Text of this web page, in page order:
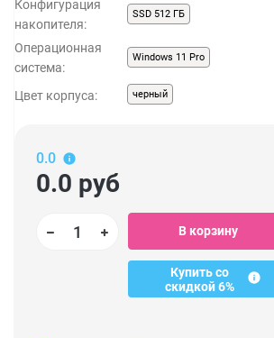
Конфигурация
накопителя:
SSD 512 ГБ
Операционная
система:
Windows 11 Pro
Цвет корпуса: черный
0.0
0.0 руб
В корзину
Купить со
скидкой 6%